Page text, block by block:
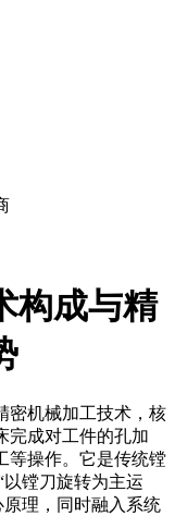
构成与精
机械加工技术，核
完成对工件的孔加
等操作。它是传统镗
镗刀旋转为主运
理，同时融入系统